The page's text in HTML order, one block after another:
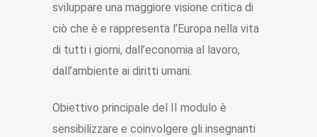
sviluppare una maggiore visione critica di
ciò che è e rappresenta l’Europa nella vita
di tutti i giorni, dall’economia al lavoro,
dall’ambiente ai diritti umani.
Obiettivo principale del II modulo è
sensibilizzare e coinvolgere gli insegnanti